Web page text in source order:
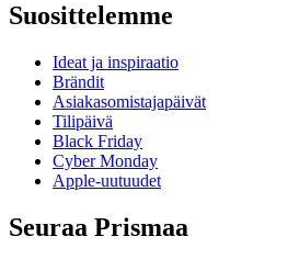
Suosittelemme
Ideat ja inspiraatio
Brändit
Asiakasomistajapäivät
Tilipäivä
Black Friday
Cyber Monday
Apple-uutuudet
Seuraa Prismaa